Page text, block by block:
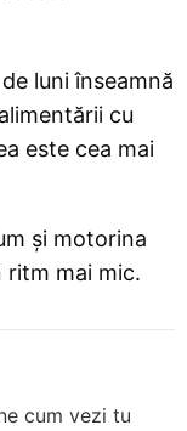
luni înseamnă
cu
este cea mai
și motorina
ritm mai mic.
cum vezi tu